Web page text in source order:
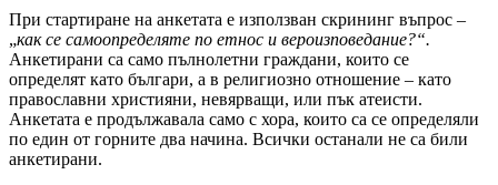
При стартиране на анкетата е използван скрининг въпрос –
„как се самоопределяте по етнос и вероизповедание?“.
Анкетирани са само пълнолетни граждани, които се
определят като българи, а в религиозно отношение – като
православни християни, невярващи, или пък атеисти.
Анкетата е продължавала само с хора, които са се определяли
по един от горните два начина. Всички останали не са били
анкетирани.